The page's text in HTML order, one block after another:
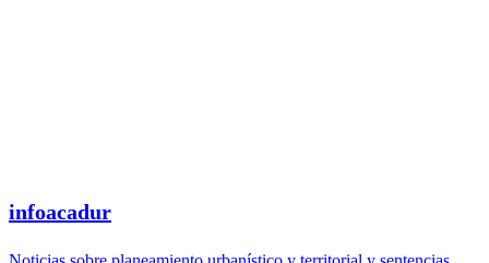
infoacadur